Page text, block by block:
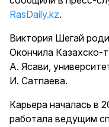
RasDaily.kz.
Виктория Шегай
Окончила Казахско-
А. Ясави,
И. Сатпаева.
Карьера началась в
работала ведущим